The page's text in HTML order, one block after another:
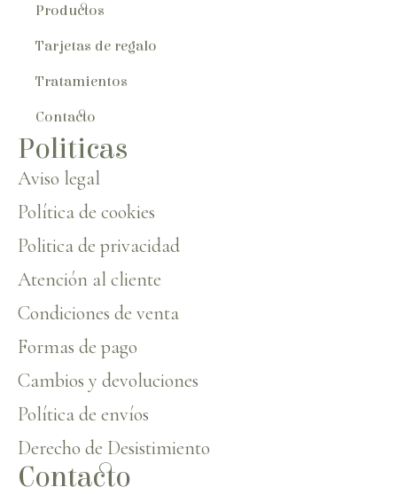
Productos
Tarjetas de regalo
Tratamientos
Contacto
Politicas
Aviso legal
Política de cookies
Politica de privacidad
Atención al cliente
Condiciones de venta
Formas de pago
Cambios y devoluciones
Política de envíos
Derecho de Desistimiento
Contacto